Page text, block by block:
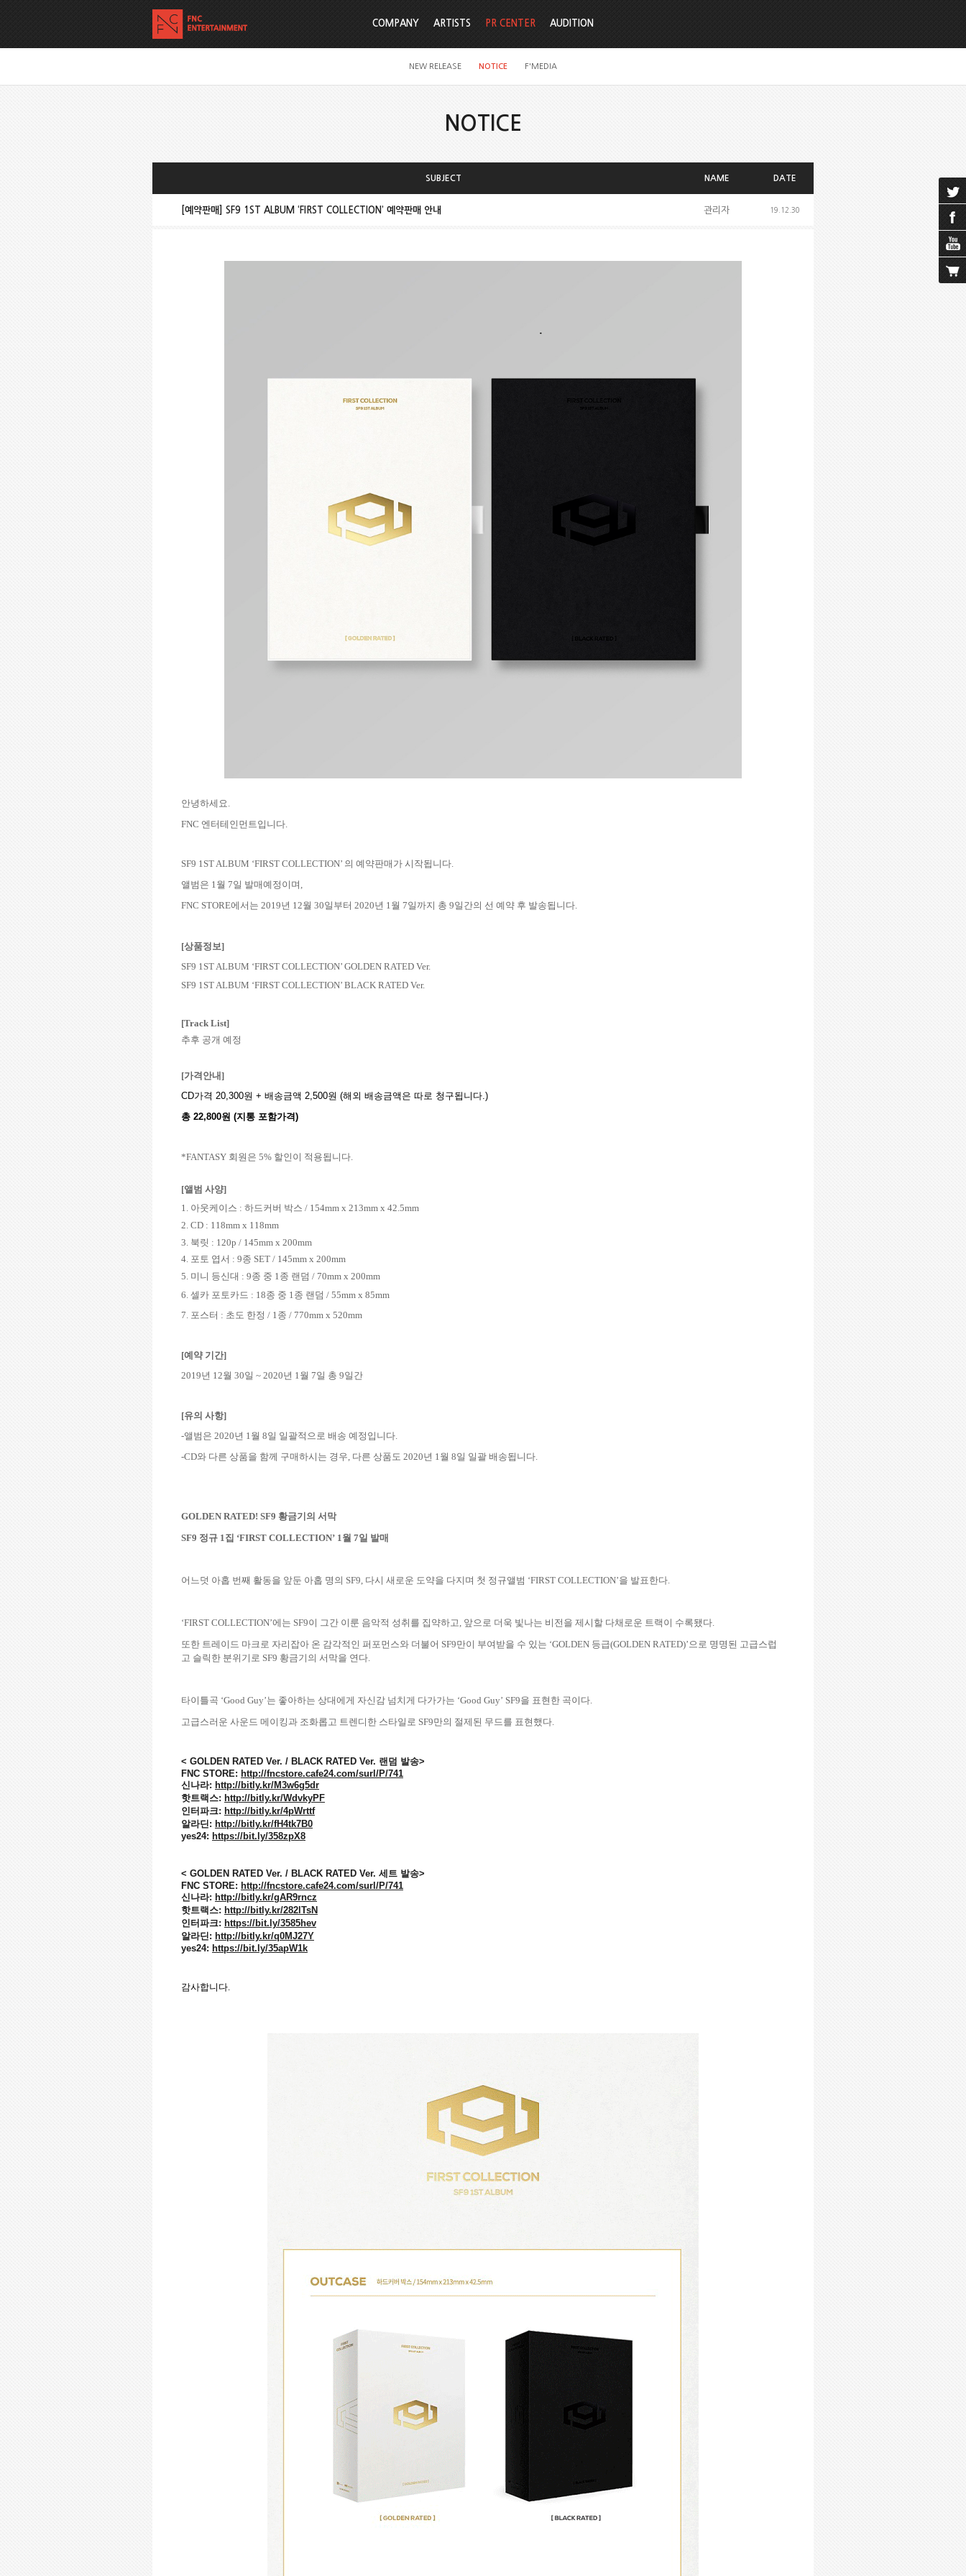
COMPANY ARTISTS PR CENTER
NEW RELEASE NOTICE F'MEDIA
AUDITION
NOTICE
SUBJECT NAME DATE
[예약판매] SF9 1ST ALBUM ‘FIRST COLLECTION’ 예약판매 안내 관리자 19.12.30
안녕하세요.
FNC 엔터테인먼트입니다
SF9 1ST ALBUM ‘FIRST COLLECTION’ 의 예약판매가 시작됩니다.
앨범은 1 월 7일 발매예정이며
FNC STORE에서는 2019년 12월 30일부터 2020년 1 월 7일까지 총 9일간의 선 예약 후 발송됩니다
[상품정보]
SF9 1ST ALBUM ‘FIRST COLLECTION’ GOLDEN RATED Ver.
SF9 1ST ALBUM ‘FIRST COLLECTION’ BLACK RATED Ver.
[Track List]
추후 공개 예정
[가격안내]
CD가격 20,300원 + 배송금액 2,500원 (해외 배송금액은 따로 청구됩니다.)
총 22,800원 (지통 포함가격)
*FANTASY 회원은 5% 할인이 적용됩니다.
[앨범 사양]
1. 아웃케이스 : 하드커버 박스 / 154mm x 213mm x 42.5mm
2. CD : 118mm x 118mm
3. 북릿 : 120p / 145mm x 200mm
4. 포토 엽서 : 9종 SET / 145mm x 200mm
5. 미니 등신대 : 9종 중 1종 랜덤 / 70mm x 200mm
6. 셀카 포토카드 : 18종 중 1 종 랜덤 / 55mm x 85mm
7. 포스터 : 초도 한정 / 1종 / 770mm x 520mm
[예약 기간]
2019년 12월 30일 ~ 2020년 1월 7일 총 9일간
[유의 사항]
-앨범은 2020년 1월 8일 일괄적으로 배송 예정입니다.
-CD와 다른 상품을 함께 구매하시는 경우 다른 상품도 2020년 1 월 8일 일괄 배송됩니다
GOLDEN RATED! SF9 황금기의 서막
SF9 정규 1 집 ‘FIRST COLLECTION’ 1 월 7일 발매
어느덧 아홉 번째 활동을 앞둔 아홉 명의 SF9, 다시 새로운 도약을 다지며 첫 정규앨범 ‘FIRST COLLECTION’을 발표한다
‘FIRST COLLECTION’에는 SF9이 그간 이룬 음악적 성취를 집약하고, 앞으로 더욱 빛나는 비전을 제시할 다채로운 트랙이 수록됐다.
또한 트레이드 마크로 자리잡아 온 감각적인 퍼포먼스와 더불어 SF9만이 부여받을 수 있는 ‘GOLDEN 등급(GOLDEN RATED)’으로 명명된 고급스럽
고 슬릭한 분위기로 SF9 황금기의 서막을 연다
타이틀곡 ‘Good Guy’는 좋아하는 상대에게 자신감 넘치게 다가가는 ‘Good Guy’ SF9을 표현한 곡이다.
고급스러운 사운드 메이킹과 조화롭고 트렌디한 스타일로 SF9만의 절제된 무드를 표현했다
< GOLDEN RATED Ver. / BLACK RATED Ver. 랜덤 발송>
FNC STORE: http://fncstore.cafe24.com/surl/P/741
신나라: http://bitly.kr/M3w6g5dr
핫트랙스: http://bitly.kr/WdvkyPF
인터파크: http://bitly.kr/4pWrttf
알라딘: http://bitly.kr/fH4tk7B0
yes24: https://bit.ly/358zpX8
< GOLDEN RATED Ver. / BLACK RATED Ver. 세트 발송>
FNC STORE: http://fncstore.cafe24.com/surl/P/741
신나라: http://bitly.kr/gAR9rncz
핫트랙스: http://bitly.kr/282lTsN
인터파크: https://bit.ly/3585hev
알라딘: http://bitly.kr/q0MJ27Y
yes24: https://bit.ly/35apW1k
감사합니다